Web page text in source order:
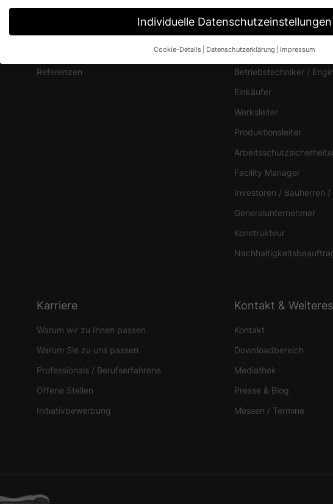
Lösungen
Referenzen
Anwender
Bauleiter
Betriebstechniker /
Einkäufer
Werksleiter
Produktionsleiter
Facility Manager
Investoren / Bauherren /
Generalunternehmer
Konstrukteur
Karriere
Warum wir zu Ihnen passen
Warum Sie zu uns passen
Professionals / Berufserfahrene
Offene Stellen
Initiativbewerbung
Kontakt & Weiteres
Kontakt
Downloadbereich
Mediathek
Presse & Blog
Messen / Termine
Individuelle Datenschutzeinstellungen
Cookie-Details Datenschutzerklärung Impressum
Datenschutzeinstellungen
Wir verwenden Cookies und andere Technologien auf unserer Website. Einige
verarbeitet werden (z. B. IP-Adressen), z. B. für personalisierte Anzeigen und
geben oder sich weitere Informationen anzeigen lassen und so nur bestimmte
Essenzielle Cookies ermöglichen grundlegende Funktionen und sind für die einwandfreie
Statistiken (1)
Website nutzen.
Cookie-Informationen anzeigen
Externe Medien (2)
Inhalte von Videoplattformen und Social-Media-Plattformen werden standardmäßig blockiert.